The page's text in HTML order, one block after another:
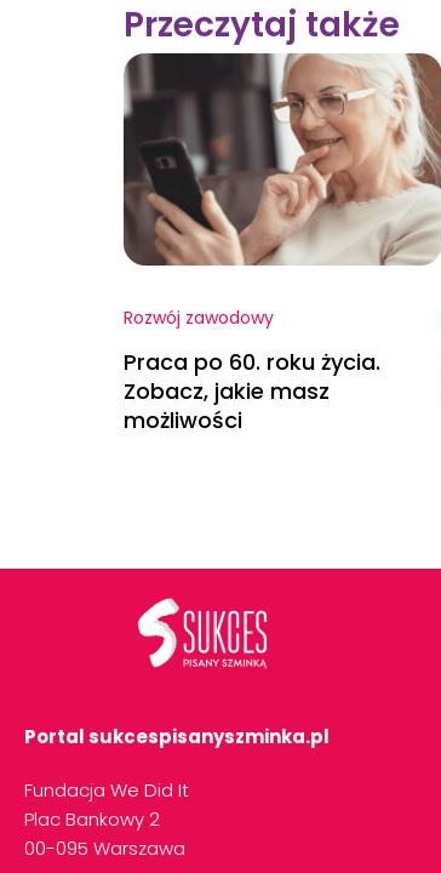
Przeczytaj także
Rozwój zawodowy
Praca po 60. roku życia.
Zobacz, jakie masz
możliwości
Portal sukcespisanyszminka.pl
Fundacja We Did It
Plac Bankowy 2
00-095 Warszawa